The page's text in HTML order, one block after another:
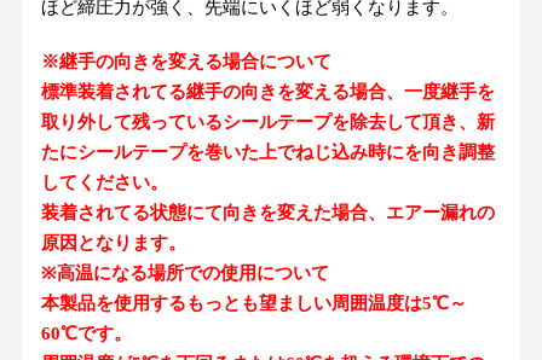
ほど締圧力が強く、先端にいくほど弱くなります。
※継手の向きを変える場合について
標準装着されてる継手の向きを変える場合、一度継手を
取り外して残っているシールテープを除去して頂き、新
たにシールテープを巻いた上でねじ込み時にを向き調整
してください。
装着されてる状態にて向きを変えた場合、エアー漏れの
原因となります。
※高温になる場所での使用について
本製品を使用するもっとも望ましい周囲温度は5℃～
60℃です。